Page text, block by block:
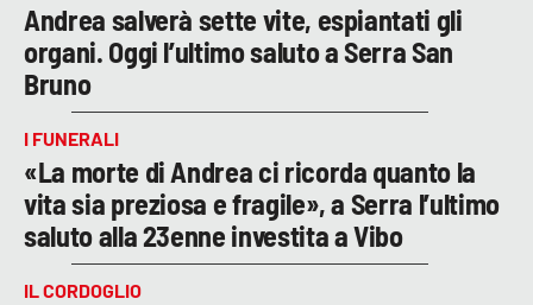
Andrea salverà sette vite, espiantati gli
organi. Oggi l’ultimo saluto a Serra San
Bruno
I FUNERALI
«La morte di Andrea ci ricorda quanto la
vita sia preziosa e fragile», a Serra l’ultimo
saluto alla 23enne investita a Vibo
IL CORDOGLIO